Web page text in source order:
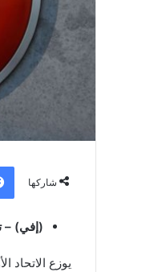
شاركها
(إفي) –